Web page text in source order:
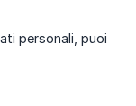
personali, puoi